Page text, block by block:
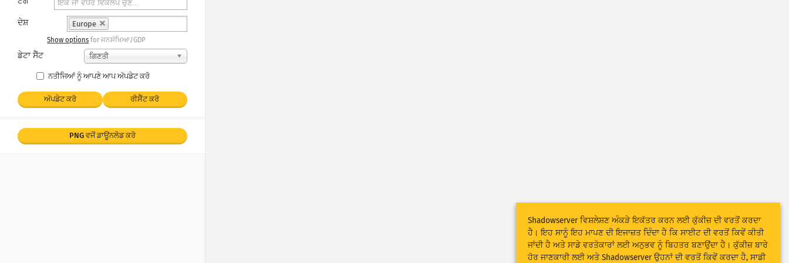
ਦੇਸ਼ Europe
Show options for ਜਨਸੰਖਿਆ/GDP
ਡੇਟਾ ਸੈੱਟ ਗਿਣਤੀ
ਨਤੀਜਿਆਂ ਨੂੰ ਆਪਣੇ ਆਪ ਅੱਪਡੇਟ ਕਰੋ
ਅੱਪਡੇਟ ਕਰੋ ਰੀਸੈੱਟ ਕਰੋ
PNG ਵਜੋਂ ਡਾਊਨਲੋਡ ਕਰੋ
Shadowserver ਵਿਸ਼ਲੇਸ਼ਣ ਅੰਕੜੇ ਇਕੱਤਰ ਕਰਨ ਲਈ ਕੁੱਕੀਜ਼ ਦੀ ਵਰਤੋਂ ਕਰਦਾ
ਹੈ। ਇਹ ਸਾਨੂੰ ਇਹ ਮਾਪਣ ਦੀ ਇਜਾਜ਼ਤ ਦਿੰਦਾ ਹੈ ਕਿ ਸਾਈਟ ਦੀ ਵਰਤੋਂ ਕਿਵੇਂ ਕੀਤੀ
ਜਾਂਦੀ ਹੈ ਅਤੇ ਸਾਡੇ ਵਰਤੋਕਾਰਾਂ ਲਈ ਅਨੁਭਵ ਨੂੰ ਬਿਹਤਰ ਬਣਾਉਂਦਾ ਹੈ। ਕੁੱਕੀਜ਼ ਬਾਰੇ
ਹੋਰ ਜਾਣਕਾਰੀ ਲਈ ਅਤੇ Shadowserver ਉਹਨਾਂ ਦੀ ਵਰਤੋਂ ਕਿਵੇਂ ਕਰਦਾ ਹੈ, ਸਾਡੀ